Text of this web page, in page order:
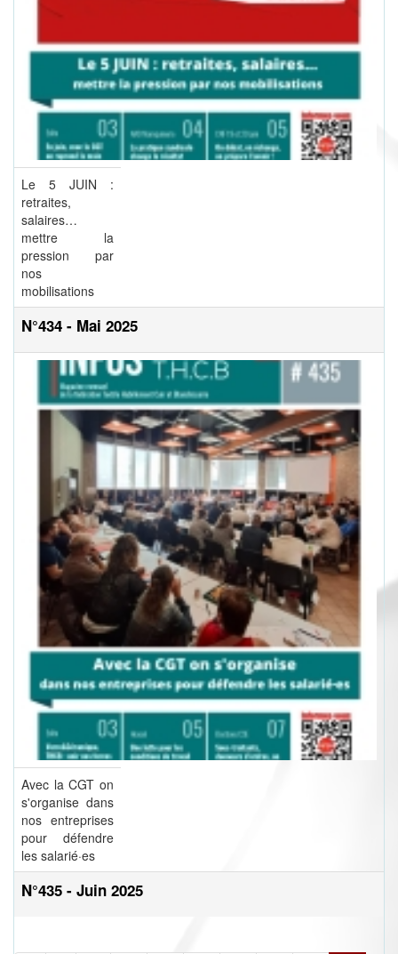
Le 5 JUIN :
retraites,
salaires…
mettre la
pression par
nos
mobilisations
N°434 - Mai 2025
Avec la CGT on
s'organise dans
nos entreprises
pour défendre
les salarié·es
N°435 - Juin 2025